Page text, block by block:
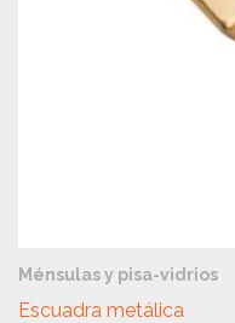
Ménsulas y pisa-vidrios
Escuadra metálica